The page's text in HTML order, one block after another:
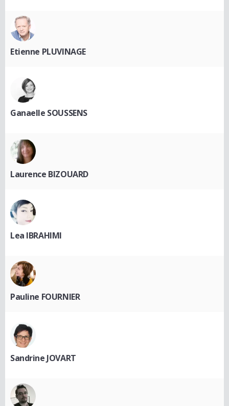
Etienne PLUVINAGE
Ganaelle SOUSSENS
Laurence BIZOUARD
Lea IBRAHIMI
Pauline FOURNIER
Sandrine JOVART